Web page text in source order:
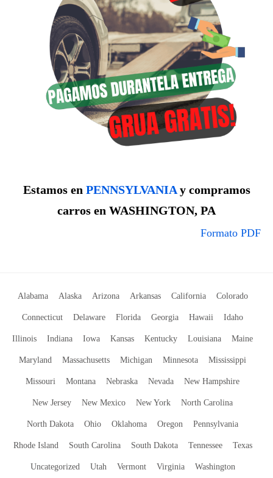
Estamos en PENNSYLVANIAy compramos
carros en WASHINGTON, PA
Formato PDF
Alabama Alaska Arizona Arkansas California Colorado
Connecticut Delaware Florida Georgia Hawaii Idaho
Illinois Indiana Iowa Kansas Kentucky Louisiana Maine
Maryland Massachusetts Michigan Minnesota Mississippi
Missouri Montana Nebraska Nevada New Hampshire
New Jersey New Mexico New York North Carolina
North Dakota Ohio Oklahoma Oregon Pennsylvania
Rhode Island South Carolina South Dakota Tennessee Texas
Uncategorized Utah Vermont Virginia Washington